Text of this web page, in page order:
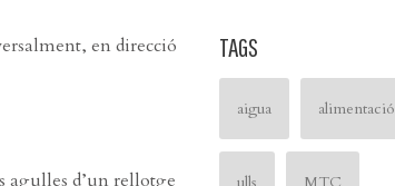
en direcció
agulles d’un rellotge
TAGS
aigua alimentació